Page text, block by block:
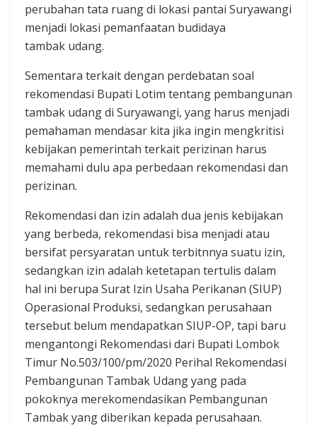
perubahan tata ruang di lokasi pantai Suryawangi
menjadi lokasi pemanfaatan budidaya
tambak udang.
Sementara terkait dengan ‎perdebatan soal
rekomendasi Bupati Lotim tentang pembangunan
tambak udang di Suryawangi, yang harus menjadi
pemahaman mendasar kita jika ingin mengkritisi
kebijakan pemerintah terkait perizinan harus
memahami dulu apa perbedaan rekomendasi dan
perizinan.
Rekomendasi dan izin adalah dua jenis kebijakan
yang berbeda, rekomendasi bisa menjadi atau
bersifat persyaratan untuk terbitnnya suatu izin,
sedangkan izin adalah ketetapan tertulis dalam
hal ini berupa Surat Izin Usaha Perikanan (SIUP)
Operasional Produksi, sedangkan perusahaan
tersebut belum mendapatkan SIUP-OP, tapi baru
mengantongi Rekomendasi dari Bupati Lombok
Timur No.503/100/pm/2020 Perihal Rekomendasi
Pembangunan Tambak Udang yang pada
pokoknya merekomendasikan Pembangunan
Tambak yang diberikan kepada perusahaan.